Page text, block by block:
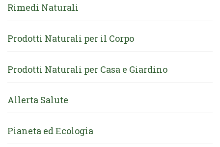
Rimedi Naturali
Prodotti Naturali per il Corpo
Prodotti Naturali per Casa e Giardino
Allerta Salute
Pianeta ed Ecologia